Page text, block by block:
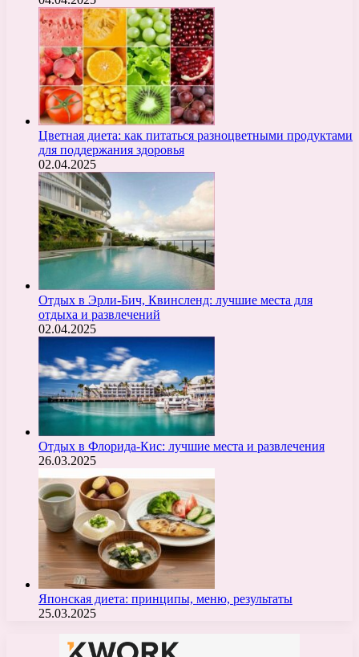
Цветная диета: как питаться разноцветными продуктами
для поддержания здоровья
02.04.2025
Отдых в Эрли-Бич, Квинсленд: лучшие места для
отдыха и развлечений
02.04.2025
Отдых в Флорида-Кис: лучшие места и развлечения
26.03.2025
Японская диета: принципы, меню, результаты
25.03.2025